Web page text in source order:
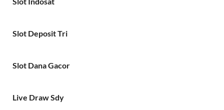
Slot Deposit Tri
Slot Dana Gacor
Live Draw Sdy